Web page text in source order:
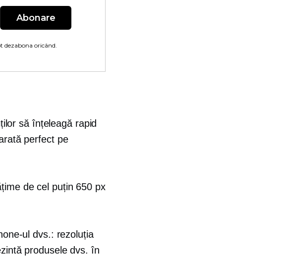
Abonare
dezabona oricând.
să înțeleagă rapid
perfect pe
de cel puțin 650 px
ul dvs.: rezoluția
produsele dvs. în